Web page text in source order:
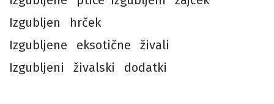
Izgubljen hrček
Izgubljene eksotične živali
Izgubljeni živalski dodatki